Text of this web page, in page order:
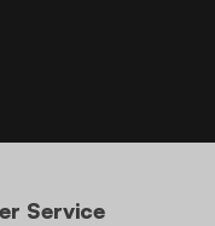
Service